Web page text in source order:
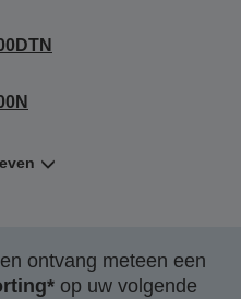
ontvang meteen een
op uw volgende